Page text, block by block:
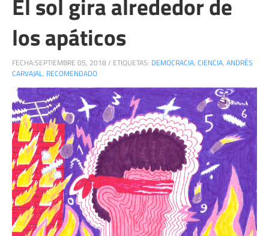
los apáticos
FECHA:SEPTIEMBRE 05, 2018/ ETIQUETAS: DEMOCRACIA, CIENCIA, ANDRÉS
CARVAJAL, RECOMENDADO